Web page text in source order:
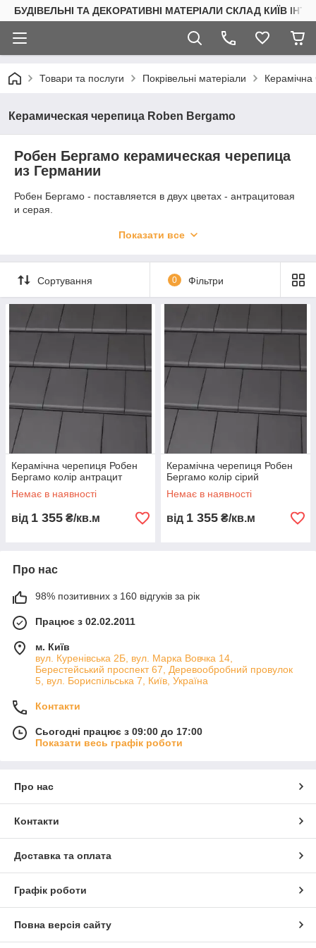
БУДІВЕЛЬНІ ТА ДЕКОРАТИВНІ МАТЕРІАЛИ СКЛАД КИЇВ
Товари та послуги Покрівельні матеріали
Керамическая черепица Roben Bergamo
Робен Бергамо керамическая черепица
из Германии
Робен Бергамо - поставляется в двух цветах - антрацитовая
и серая.
тенденциям в строительстве. Это форма черепицы в
инвесторов, которые предпочитают современный стиль, и не
хотят жертвовать ради этого качеством, надежностью и
долговечностью, которая свойственна проверенной веками
керамической кровле.
Черепица Бергамо это:
- Керамическое покрытие в стиле хайтек
- Идеально ровная поверхность крыши
- Специально разработанные замки для герметизации крыши
- Можливість укладання плитки двома способами: послідовно
і зі зміщенням
- Підходить для покрівель з ухилом від 25 °
Показати все
Сортування 0 Фільтри
Керамічна черепиця Робен
Бергамо колір антрацит
Немає в наявності
від 1 355 ₴/кв.м
Керамічна черепиця Робен
Бергамо колір сірий
Немає в наявності
від 1 355 ₴/кв.м
Про нас
98% позитивних з 160 відгуків за рік
Працює з 02.02.2011
м. Київ
вул. Куренівська 2Б, вул. Марка Вовчка 14,
Берестейський проспект 67, Деревообробний провулок
5, вул. Бориспільська 7, Київ, Україна
Контакти
Сьогодні працює з 09:00 до 17:00
Показати весь графік роботи
Про нас
Контакти
Доставка та оплата
Графік роботи
Повна версія сайту